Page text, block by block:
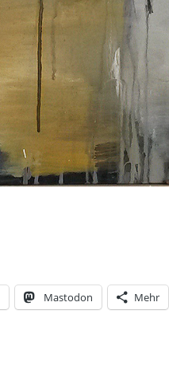
Mastodon Mehr